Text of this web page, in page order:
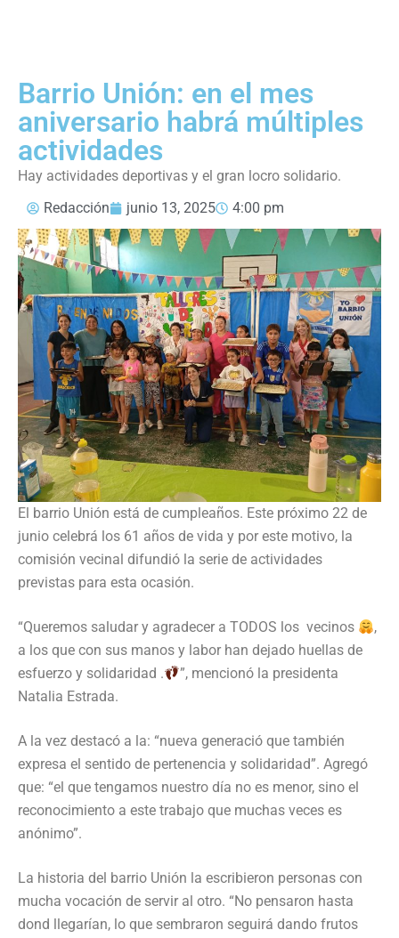
Barrio Unión: en el mes
aniversario habrá múltiples
actividades
Hay actividades deportivas y el gran locro solidario.
Redacción
junio 13, 2025 4:00 pm
El barrio Unión está de cumpleaños. Este próximo 22 de
junio celebrá los 61 años de vida y por este motivo, la
comisión vecinal difundió la serie de actividades
previstas para esta ocasión.
“Queremos saludar y agradecer a TODOS los vecinos
,
a los que con sus manos y labor han dejado huellas de
esfuerzo y solidaridad .
”, mencionó la presidenta
Natalia Estrada.
A la vez destacó a la: “nueva generació que también
expresa el sentido de pertenencia y solidaridad”. Agregó
que: “el que tengamos nuestro día no es menor, sino el
reconocimiento a este trabajo que muchas veces es
anónimo”.
La historia del barrio Unión la escribieron personas con
mucha vocación de servir al otro. “No pensaron hasta
dond llegarían, lo que sembraron seguirá dando frutos